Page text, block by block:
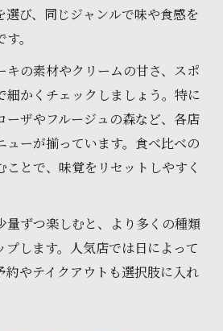
選び、同じジャンルで味や食感を
。
キの素材やクリームの甘さ、スポ
細かくチェックしましょう。特に
ーザやフルージュの森など、各店
ューが揃っています。食べ比べの
ことで、味覚をリセットしやすく
量ずつ楽しむと、より多くの種類
プします。人気店では日によって
約やテイクアウトも選択肢に入れ